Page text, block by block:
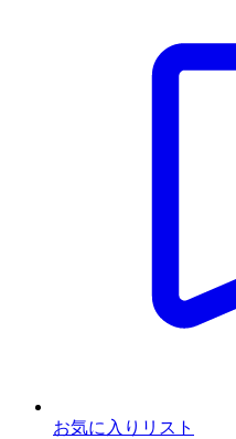
お気に入りリスト